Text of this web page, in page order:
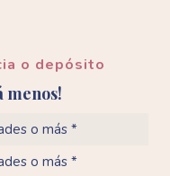
o depósito
menos!
o más *
o más *